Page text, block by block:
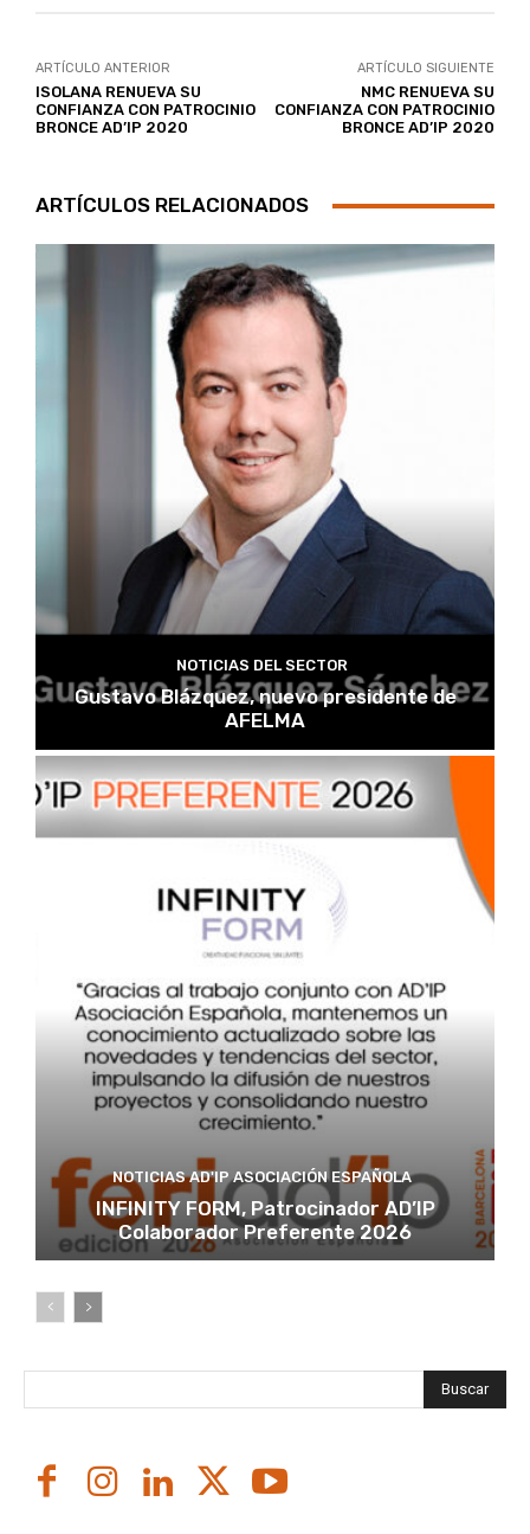
ARTÍCULO ANTERIOR
ISOLANA RENUEVA SU
CONFIANZA CON PATROCINIO
BRONCE AD’IP 2020
ARTÍCULO SIGUIENTE
NMC RENUEVA SU
CONFIANZA CON PATROCINIO
BRONCE AD’IP 2020
ARTÍCULOS RELACIONADOS
NOTICIAS DEL SECTOR
Gustavo Blázquez, nuevo presidente de
AFELMA
NOTICIAS AD'IP ASOCIACIÓN ESPAÑOLA
INFINITY FORM, Patrocinador AD’IP
Colaborador Preferente 2026
Buscar